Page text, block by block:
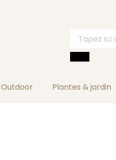
Outdoor Plantes & jardin